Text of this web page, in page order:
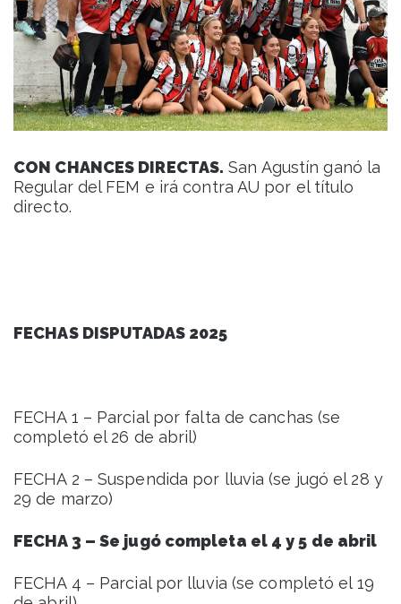
CON CHANCES DIRECTAS. San Agustín ganó la
Regular del FEM e irá contra AU por el título
directo.
FECHAS DISPUTADAS 2025
FECHA 1 – Parcial por falta de canchas (se
completó el 26 de abril)
FECHA 2 – Suspendida por lluvia (se jugó el 28 y
29 de marzo)
FECHA 3 – Se jugó completa el 4 y 5 de abril
FECHA 4 – Parcial por lluvia (se completó el 19